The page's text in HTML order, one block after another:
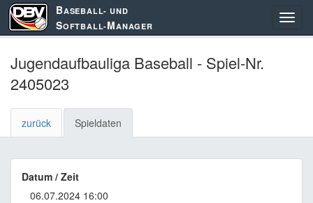
BASEBALL- UND
SOFTBALL-MANAGER
Jugendaufbauliga Baseball - Spiel-Nr.
2405023
zurück Spieldaten
Datum / Zeit
06.07.2024 16:00